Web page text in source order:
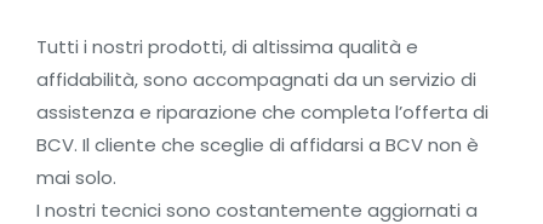
Tutti i nostri prodotti, di altissima qualità e
affidabilità, sono accompagnati da un servizio di
assistenza e riparazione che completa l’offerta di
BCV. Il cliente che sceglie di affidarsi a BCV non è
mai solo.
I nostri tecnici sono costantemente aggiornati a